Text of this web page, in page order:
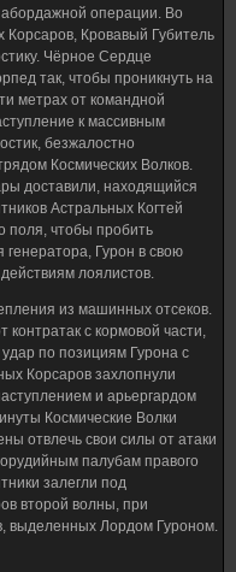
операции. Во
Кровавый Губитель
Чёрное Сердце
так, чтобы проникнуть на
метрах от командной
к массивным
безжалостно
Космических Волков.
доставили, находящийся
Астральных Когтей
поля, чтобы пробить
Гурон в свою
лоялистов.
из машинных отсеков.
контратак с кормовой части,
по позициям Гурона с
Корсаров захлопнули
и арьергардом
Космические Волки
отвлечь свои силы от атаки
палубам правого
залегли под
второй волны, при
выделенных Лордом Гуроном.